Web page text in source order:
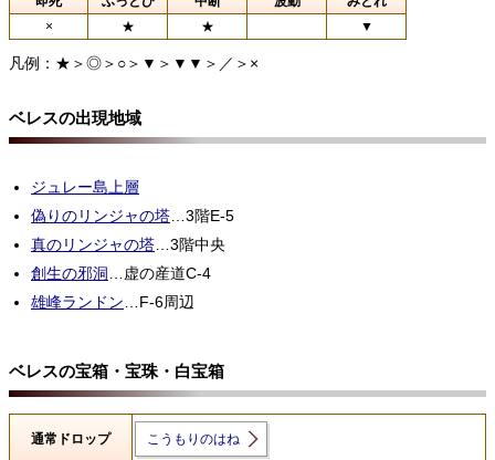
×
★ ★ ▼
凡例：★＞◎＞○＞▼＞▼▼＞／＞×
ベレスの出現地域
ジュレー島上層
偽りのリンジャの塔…3階E-5
真のリンジャの塔…3階中央
創生の邪洞…虚の産道C-4
雄峰ランドン…F-6周辺
ベレスの宝箱・宝珠・白宝箱
通常ドロップ こうもりのはね